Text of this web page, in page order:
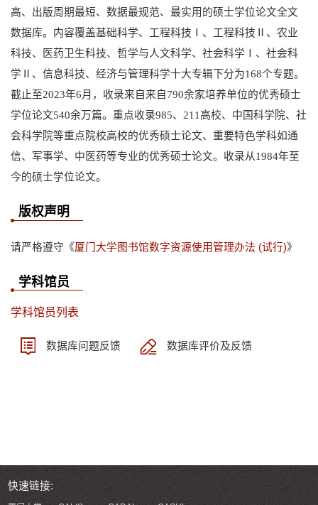
高、出版周期最短、数据最规范、最实用的硕士学位论文全文
数据库。内容覆盖基础科学、工程科技Ⅰ、工程科技Ⅱ、农业
科技、医药卫生科技、哲学与人文科学、社会科学Ⅰ、社会科
学Ⅱ、信息科技、经济与管理科学十大专辑下分为168个专题。
截止至2023年6月，收录来自来自790余家培养单位的优秀硕士
学位论文540余万篇。重点收录985、211高校、中国科学院、社
会科学院等重点院校高校的优秀硕士论文、重要特色学科如通
信、军事学、中医药等专业的优秀硕士论文。收录从1984年至
今的硕士学位论文。
版权声明
请严格遵守《厦门大学图书馆数字资源使用管理办法 (试行)》
学科馆员
学科馆员列表
数据库问题反馈 数据库评价及反馈
快速链接: